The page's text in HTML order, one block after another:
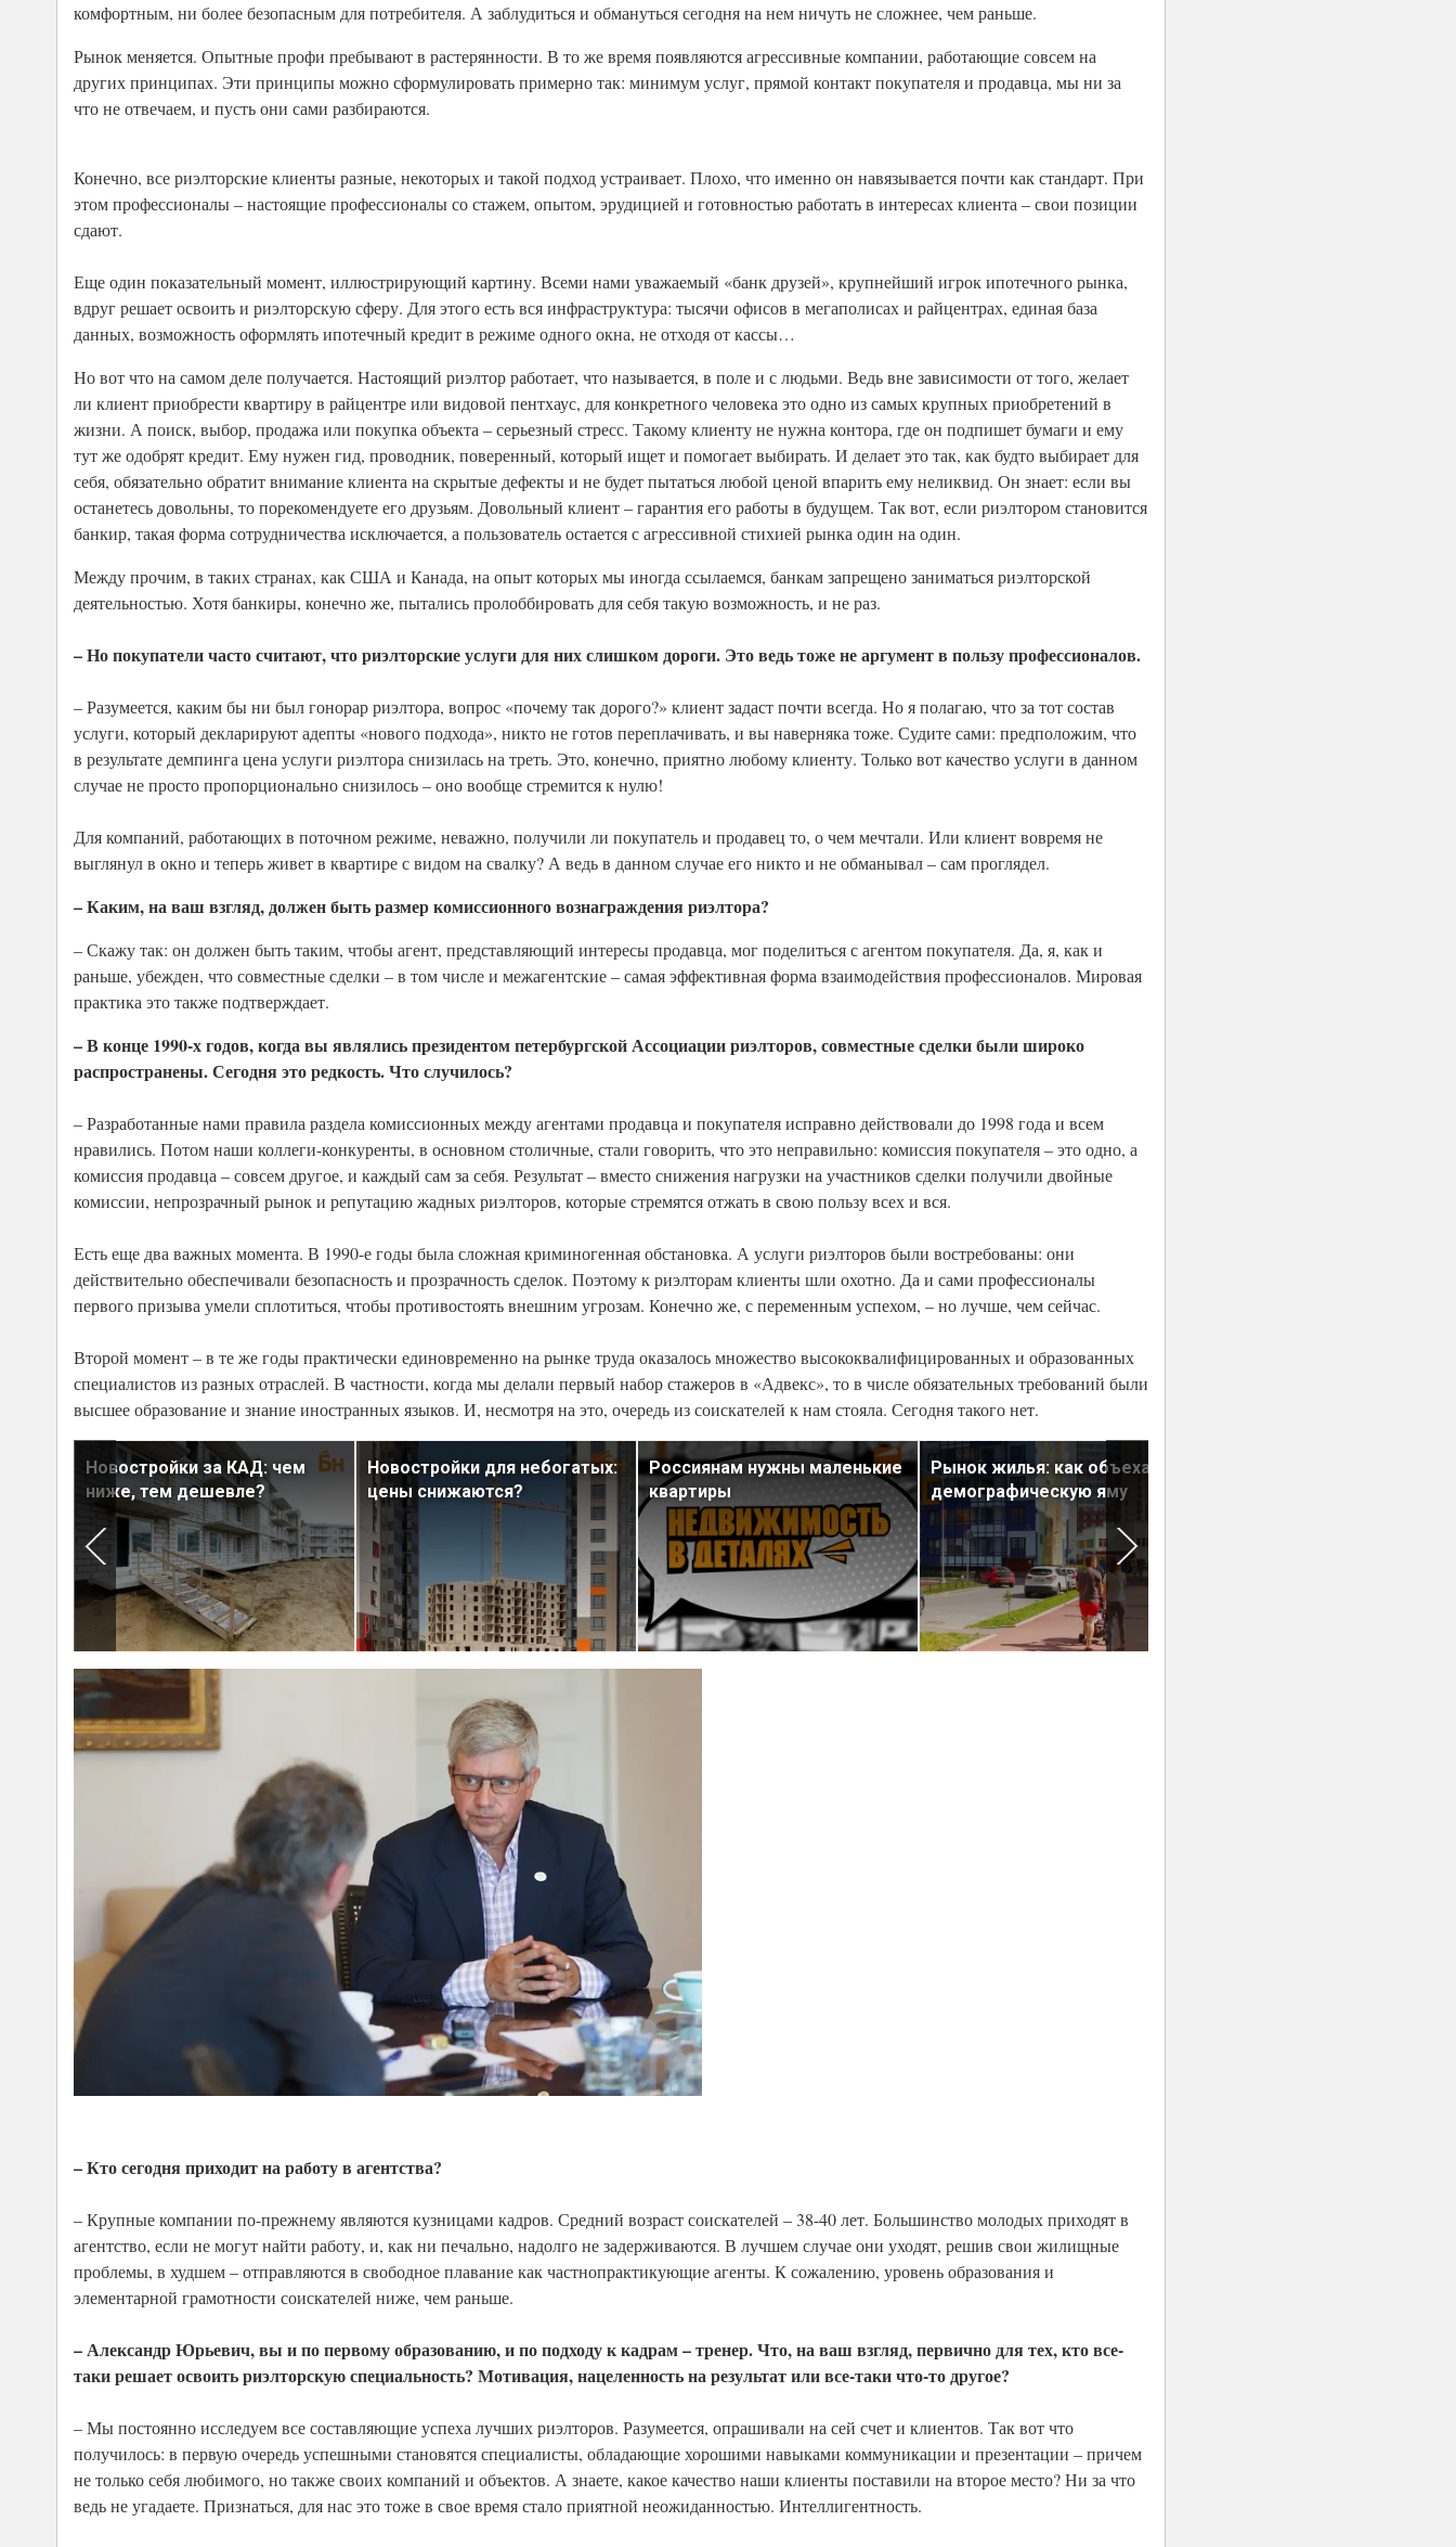
комфортным, ни более безопасным для потребителя. А заблудиться и обмануться сегодня на нем ничуть не сложнее, чем раньше.
Рынок меняется. Опытные профи пребывают в растерянности. В то же время появляются агрессивные компании, работающие совсем на
других принципах. Эти принципы можно сформулировать примерно так: минимум услуг, прямой контакт покупателя и продавца, мы ни за
что не отвечаем, и пусть они сами разбираются.
Конечно, все риэлторские клиенты разные, некоторых и такой подход устраивает. Плохо, что именно он навязывается почти как стандарт. При
этом профессионалы – настоящие профессионалы со стажем, опытом, эрудицией и готовностью работать в интересах клиента – свои позиции
сдают.
Еще один показательный момент, иллюстрирующий картину. Всеми нами уважаемый «банк друзей», крупнейший игрок ипотечного рынка,
вдруг решает освоить и риэлторскую сферу. Для этого есть вся инфраструктура: тысячи офисов в мегаполисах и райцентрах, единая база
данных, возможность оформлять ипотечный кредит в режиме одного окна, не отходя от кассы…
Но вот что на самом деле получается. Настоящий риэлтор работает, что называется, в поле и с людьми. Ведь вне зависимости от того, желает
ли клиент приобрести квартиру в райцентре или видовой пентхаус, для конкретного человека это одно из самых крупных приобретений в
жизни. А поиск, выбор, продажа или покупка объекта – серьезный стресс. Такому клиенту не нужна контора, где он подпишет бумаги и ему
тут же одобрят кредит. Ему нужен гид, проводник, поверенный, который ищет и помогает выбирать. И делает это так, как будто выбирает для
себя, обязательно обратит внимание клиента на скрытые дефекты и не будет пытаться любой ценой впарить ему неликвид. Он знает: если вы
останетесь довольны, то порекомендуете его друзьям. Довольный клиент – гарантия его работы в будущем. Так вот, если риэлтором становится
банкир, такая форма сотрудничества исключается, а пользователь остается с агрессивной стихией рынка один на один.
Между прочим, в таких странах, как США и Канада, на опыт которых мы иногда ссылаемся, банкам запрещено заниматься риэлторской
деятельностью. Хотя банкиры, конечно же, пытались пролоббировать для себя такую возможность, и не раз.
– Но покупатели часто считают, что риэлторские услуги для них слишком дороги. Это ведь тоже не аргумент в пользу профессионалов.
– Разумеется, каким бы ни был гонорар риэлтора, вопрос «почему так дорого?» клиент задаст почти всегда. Но я полагаю, что за тот состав
услуги, который декларируют адепты «нового подхода», никто не готов переплачивать, и вы наверняка тоже. Судите сами: предположим, что
в результате демпинга цена услуги риэлтора снизилась на треть. Это, конечно, приятно любому клиенту. Только вот качество услуги в данном
случае не просто пропорционально снизилось – оно вообще стремится к нулю!
Для компаний, работающих в поточном режиме, неважно, получили ли покупатель и продавец то, о чем мечтали. Или клиент вовремя не
выглянул в окно и теперь живет в квартире с видом на свалку? А ведь в данном случае его никто и не обманывал – сам проглядел.
– Каким, на ваш взгляд, должен быть размер комиссионного вознаграждения риэлтора?
– Скажу так: он должен быть таким, чтобы агент, представляющий интересы продавца, мог поделиться с агентом покупателя. Да, я, как и
раньше, убежден, что совместные сделки – в том числе и межагентские – самая эффективная форма взаимодействия профессионалов. Мировая
практика это также подтверждает.
– В конце 1990-х годов, когда вы являлись президентом петербургской Ассоциации риэлторов, совместные сделки были широко
распространены. Сегодня это редкость. Что случилось?
– Разработанные нами правила раздела комиссионных между агентами продавца и покупателя исправно действовали до 1998 года и всем
нравились. Потом наши коллеги-конкуренты, в основном столичные, стали говорить, что это неправильно: комиссия покупателя – это одно, а
комиссия продавца – совсем другое, и каждый сам за себя. Результат – вместо снижения нагрузки на участников сделки получили двойные
комиссии, непрозрачный рынок и репутацию жадных риэлторов, которые стремятся отжать в свою пользу всех и вся.
Есть еще два важных момента. В 1990-е годы была сложная криминогенная обстановка. А услуги риэлторов были востребованы: они
действительно обеспечивали безопасность и прозрачность сделок. Поэтому к риэлторам клиенты шли охотно. Да и сами профессионалы
первого призыва умели сплотиться, чтобы противостоять внешним угрозам. Конечно же, с переменным успехом, – но лучше, чем сейчас.
Второй момент – в те же годы практически единовременно на рынке труда оказалось множество высококвалифицированных и образованных
специалистов из разных отраслей. В частности, когда мы делали первый набор стажеров в «Адвекс», то в числе обязательных требований были
высшее образование и знание иностранных языков. И, несмотря на это, очередь из соискателей к нам стояла. Сегодня такого нет.
Новостройки за КАД: чем
ниже, тем дешевле?
Новостройки для небогатых:
цены снижаются?
Россиянам нужны маленькие
квартиры
Рынок жилья: как объехать
демографическую яму
– Кто сегодня приходит на работу в агентства?
– Крупные компании по-прежнему являются кузницами кадров. Средний возраст соискателей – 38-40 лет. Большинство молодых приходят в
агентство, если не могут найти работу, и, как ни печально, надолго не задерживаются. В лучшем случае они уходят, решив свои жилищные
проблемы, в худшем – отправляются в свободное плавание как частнопрактикующие агенты. К сожалению, уровень образования и
элементарной грамотности соискателей ниже, чем раньше.
– Александр Юрьевич, вы и по первому образованию, и по подходу к кадрам – тренер. Что, на ваш взгляд, первично для тех, кто все-
таки решает освоить риэлторскую специальность? Мотивация, нацеленность на результат или все-таки что-то другое?
– Мы постоянно исследуем все составляющие успеха лучших риэлторов. Разумеется, опрашивали на сей счет и клиентов. Так вот что
получилось: в первую очередь успешными становятся специалисты, обладающие хорошими навыками коммуникации и презентации – причем
не только себя любимого, но также своих компаний и объектов. А знаете, какое качество наши клиенты поставили на второе место? Ни за что
ведь не угадаете. Признаться, для нас это тоже в свое время стало приятной неожиданностью. Интеллигентность.